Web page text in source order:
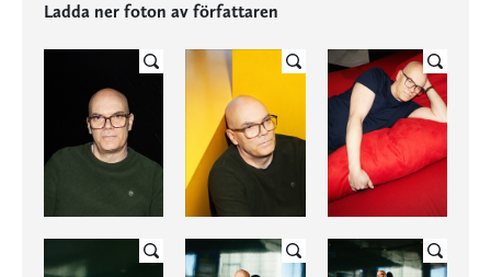
Ladda ner foton av författaren